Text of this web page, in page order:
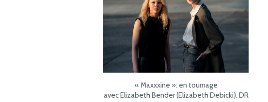
« Maxxxine »: en tournage
avec Elizabeth Bender (Elizabeth Debicki). DR